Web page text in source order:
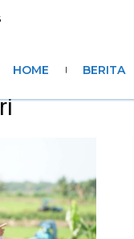
HOME BERITA